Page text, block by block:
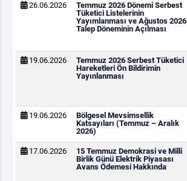
26.06.2026
Temmuz 2026 Dönemi Serbest
Tüketici Listelerinin
Yayımlanması ve Ağustos 2026
Talep Döneminin Açılması
19.06.2026
Temmuz 2026 Serbest Tüketici
Hareketleri Ön Bildirimin
Yayınlanması
19.06.2026
Bölgesel Mevsimsellik
Katsayıları (Temmuz – Aralık
2026)
17.06.2026
15 Temmuz Demokrasi ve Milli
Birlik Günü Elektrik Piyasası
Avans Ödemesi Hakkında